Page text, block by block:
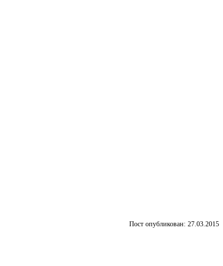
Пост опубликован: 27.03.2015